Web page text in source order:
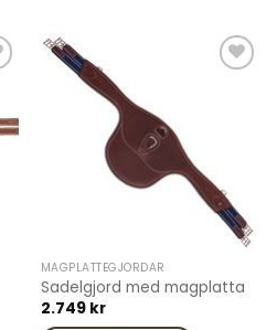
produkten
har
alternativen
produktsidan
MAGPLATTEGJORDAR
Sadelgjord med magplatta
2.749 kr